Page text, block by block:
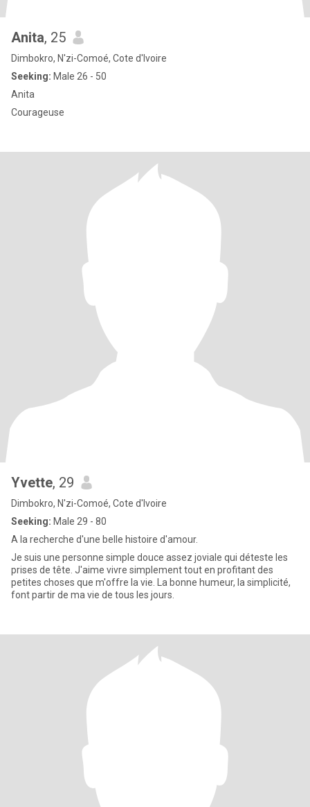
Anita, 25
Dimbokro, N'zi-Comoé, Cote d'Ivoire
Seeking: Male 26 - 50
Anita
Courageuse
Yvette, 29
Dimbokro, N'zi-Comoé, Cote d'Ivoire
Seeking: Male 29 - 80
A la recherche d'une belle histoire d'amour.
Je suis une personne simple douce assez joviale qui déteste les
prises de tête. J'aime vivre simplement tout en profitant des
petites choses que m'offre la vie. La bonne humeur, la simplicité,
font partir de ma vie de tous les jours.